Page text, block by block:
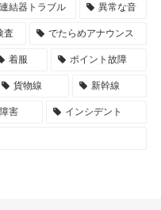
連結器トラブル 異常な音
査 でたらめアナウンス
着服 ポイント故障
貨物線 新幹線
害 インシデント